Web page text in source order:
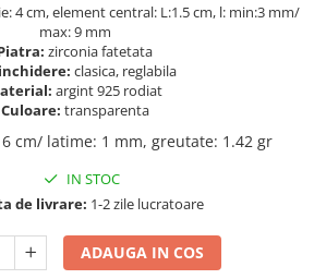
4 cm, element central: L:1.5 cm, l: min:3 mm/
max: 9 mm
zirconia fatetata
clasica, reglabila
argint 925 rodiat
Culoare: transparenta
cm/ latime: 1 mm, greutate: 1.42 gr
IN STOC
de livrare: 1-2 zile lucratoare
ADAUGA IN COS